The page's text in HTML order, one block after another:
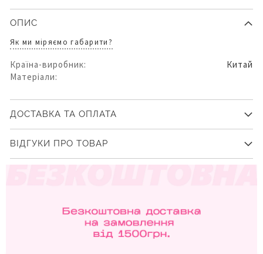
ОПИС
Як ми міряємо габарити?
Країна-виробник:
Китай
Матеріали:
ДОСТАВКА ТА ОПЛАТА
ВІДГУКИ ПРО ТОВАР